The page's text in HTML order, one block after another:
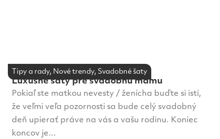
Tipy a rady, Nové trendy, Svadobné šaty
Luxusné šaty pre svadobnú mamu
Pokiaľ ste matkou nevesty / ženícha buďte si istí,
že veľmi veľa pozornosti sa bude celý svadobný
deň upierať práve na vás a vašu rodinu. Koniec
koncov je...